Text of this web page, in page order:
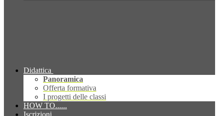
Didattica
Panoramica
Offerta formativa
I progetti delle classi
HOW TO......